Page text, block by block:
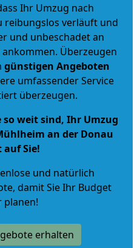
Ihr Umzug nach
reibungslos verläuft und
und unbeschadet an
Überzeugen
günstigen Angeboten
umfassender Service
überzeugen.
so weit sind, Ihr Umzug
an der Donau
Sie!
und natürlich
, damit Sie Ihr Budget
planen!
erhalten